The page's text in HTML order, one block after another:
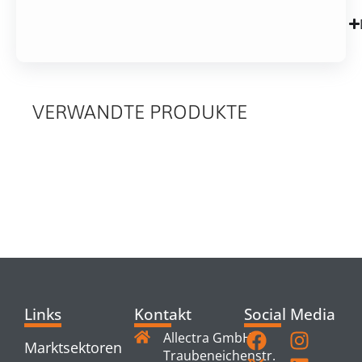
VERWANDTE PRODUKTE
Links
Marktsektoren
Kontakt
Allectra GmbH
Traubeneichenstr.
Social Media